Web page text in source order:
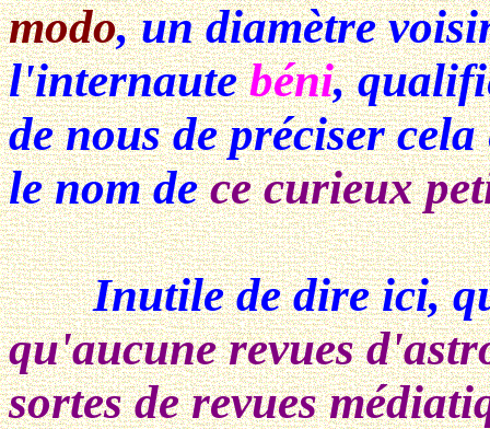
modo, un diamètre
l'internautebéni,
de nous de préciser
le nom dece curieux
Inutile de dire ici,
qu'aucune revues
sortes de revues